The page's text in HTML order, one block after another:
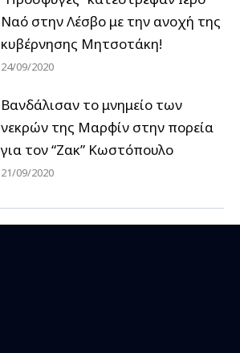
Ναό στην Λέσβο με την ανοχή της
κυβέρνησης Μητσοτάκη!
24/09/2020
Βανδάλισαν το μνημείο των
νεκρών της Μαρφίν στην πορεία
για τον “Ζακ” Κωστόπουλο
21/09/2020